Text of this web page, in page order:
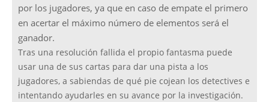
por los jugadores, ya que en caso de empate el primero
en acertar el máximo número de elementos será el
ganador.
Tras una resolución fallida el propio fantasma puede
usar una de sus cartas para dar una pista a los
jugadores, a sabiendas de qué pie cojean los detectives e
intentando ayudarles en su avance por la investigación.